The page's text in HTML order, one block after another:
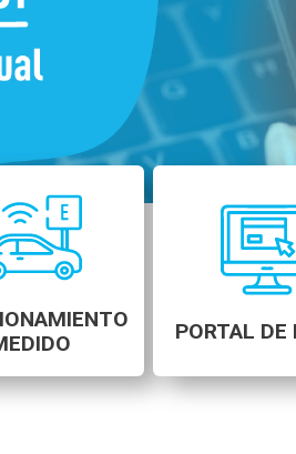
PORTAL DE